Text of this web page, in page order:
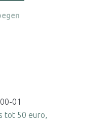
01
tot 50 euro